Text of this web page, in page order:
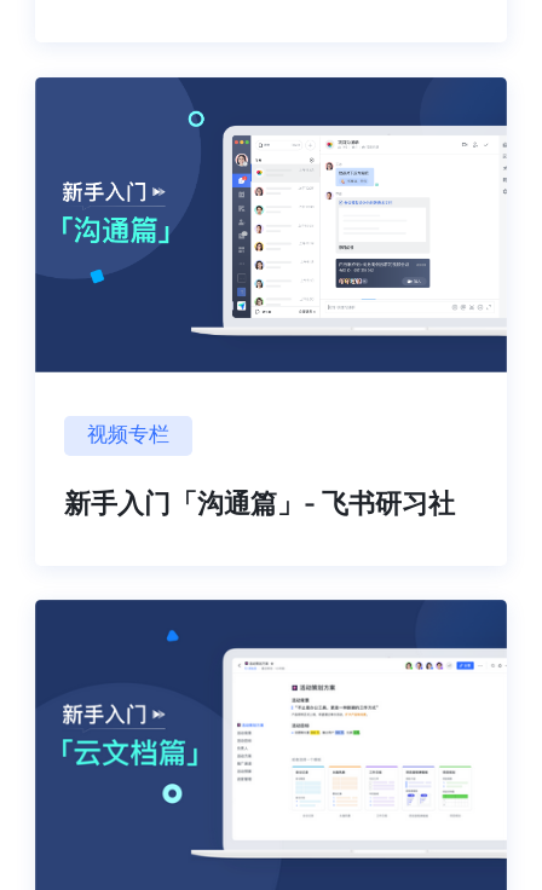
视频专栏
新手入门「沟通篇」- 飞书研习社